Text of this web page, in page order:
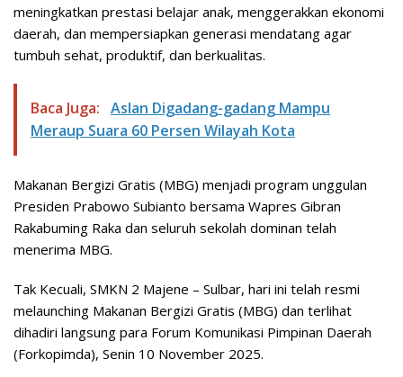
meningkatkan prestasi belajar anak, menggerakkan ekonomi
daerah, dan mempersiapkan generasi mendatang agar
tumbuh sehat, produktif, dan berkualitas.
Baca Juga: Aslan Digadang-gadang Mampu
Meraup Suara 60 Persen Wilayah Kota
Makanan Bergizi Gratis (MBG) menjadi program unggulan
Presiden Prabowo Subianto bersama Wapres Gibran
Rakabuming Raka dan seluruh sekolah dominan telah
menerima MBG.
Tak Kecuali, SMKN 2 Majene – Sulbar, hari ini telah resmi
melaunching Makanan Bergizi Gratis (MBG) dan terlihat
dihadiri langsung para Forum Komunikasi Pimpinan Daerah
(Forkopimda), Senin 10 November 2025.